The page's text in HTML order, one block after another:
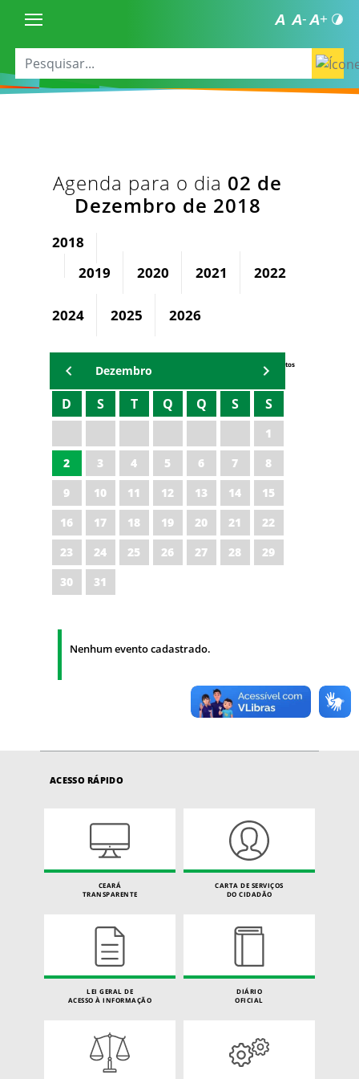
Agenda para o dia 02 de
Dezembro de 2018
2018
2019
2020 2021 2022
2024 2025 2026
Eventos
Dezembro
D S T Q Q S S
1
2
3 4 5 6 7
8
9
10 11 12 13 14
15
16
17 18 19 20 21
22
23
24 25 26 27 28
29
30
31
Nenhum evento cadastrado.
ACESSO RÁPIDO
CEARÁ
TRANSPARENTE
CARTA DE SERVIÇOS
DO CIDADÃO
LEI GERAL DE
ACESSO À INFORMAÇÃO
DIÁRIO
OFICIAL